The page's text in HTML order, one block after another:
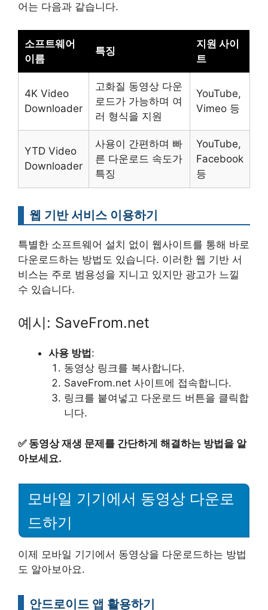
어는 다음과 같습니다.
소프트웨어
이름
특징
지원 사이
트
4K Video
Downloader
고화질 동영상 다운
로드가 가능하며 여
러 형식을 지원
YouTube,
Vimeo 등
YTD Video
Downloader
사용이 간편하며 빠
른 다운로드 속도가
특징
YouTube,
Facebook
등
웹 기반 서비스 이용하기
특별한 소프트웨어 설치 없이 웹사이트를 통해 바로
다운로드하는 방법도 있습니다. 이러한 웹 기반 서
비스는 주로 범용성을 지니고 있지만 광고가 느낄
수 있습니다.
예시: SaveFrom.net
사용 방법 :
동영상 링크를 복사합니다.
SaveFrom.net 사이트에 접속합니다.
링크를 붙여넣고 다운로드 버튼을 클릭합
니다.
✅ 동영상 재생 문제를 간단하게 해결하는 방법을 알
아보세요.
모바일 기기에서 동영상 다운로
드하기
이제 모바일 기기에서 동영상을 다운로드하는 방법
도 알아보아요.
안드로이드 앱 활용하기